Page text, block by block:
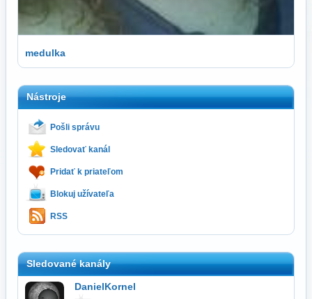
medulka
Nástroje
Pošli správu
Sledovať kanál
Pridať k priateľom
Blokuj užívateľa
RSS
Sledované kanály
DanielKornel